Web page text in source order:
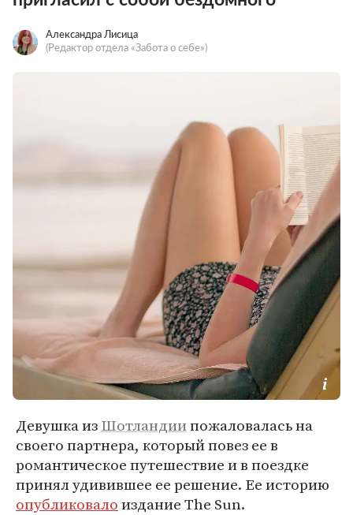
Александра Лисица
(Редактор отдела «Забота о себе»)
Девушка изШотландиипожаловалась на
своего партнера, который повез ее в
романтическое путешествие и в поездке
принял удивившее ее решение. Ее историю
опубликовалоиздание The Sun.